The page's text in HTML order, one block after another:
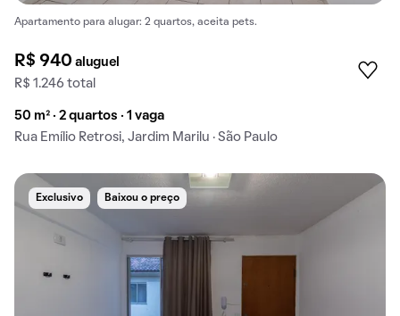
Apartamento para alugar: 2 quartos, aceita pets.
R$ 940aluguel
R$ 1.246 total
50 m² · 2 quartos · 1 vaga
Rua Emílio Retrosi, Jardim Marilu · São Paulo
Exclusivo Baixou o preço